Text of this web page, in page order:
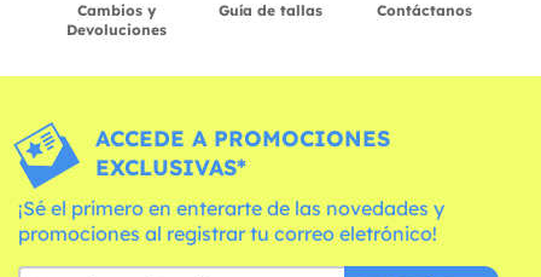
Cambios y
Devoluciones
Guía de tallas Contáctanos
ACCEDE A PROMOCIONES
EXCLUSIVAS*
¡Sé el primero en enterarte de las novedades y
promociones al registrar tu correo eletrónico!